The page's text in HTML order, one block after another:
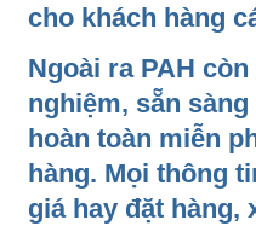
cho khách hàng
Ngoài ra PAH
nghiệm, sẵn
hoàn toàn miễn
hàng. Mọi thông
giá hay đặt hàng,